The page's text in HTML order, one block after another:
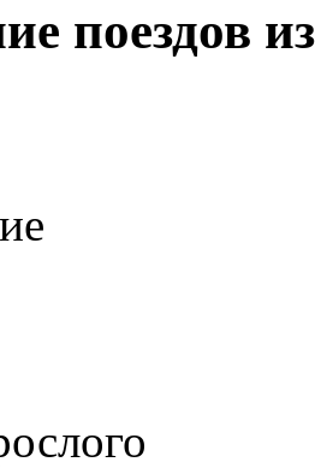
поездов